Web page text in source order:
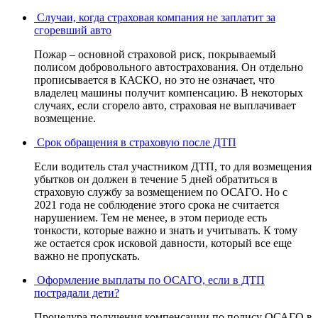
Случаи, когда страховая компания не заплатит за
сгоревший авто
Пожар – основной страховой риск, покрываемый
полисом добровольного автострахования. Он отдельно
прописывается в КАСКО, но это не означает, что
владелец машины получит компенсацию. В некоторых
случаях, если сгорело авто, страховая не выплачивает
возмещение.
Срок обращения в страховую после ДТП
Если водитель стал участником ДТП, то для возмещения
убытков он должен в течение 5 дней обратиться в
страховую службу за возмещением по ОСАГО. Но с
2021 года не соблюдение этого срока не считается
нарушением. Тем не менее, в этом периоде есть
тонкости, которые важно и знать и учитывать. К тому
же остается срок исковой давности, который все еще
важно не пропускать.
Оформление выплаты по ОСАГО, если в ДТП
пострадали дети?